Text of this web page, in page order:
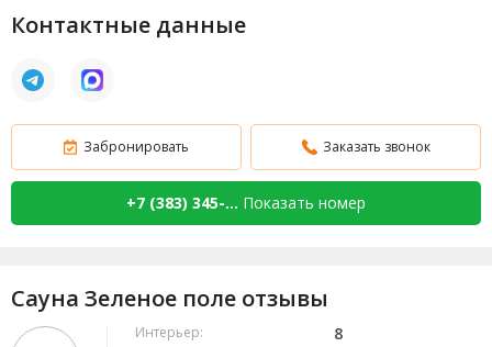
Контактные данные
Забронировать Заказать звонок
+7 (383) 345-... Показать номер
Сауна Зеленое поле отзывы
Интерьер: 8